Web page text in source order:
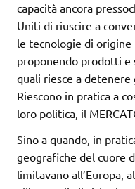
capacità ancora
Uniti di riuscire a
le tecnologie di
proponendo prodotti e
quali riesce a
Riescono in pratica a
loro politica, il
Sino a quando, in
geografiche del cuore
limitavano all’Europa,